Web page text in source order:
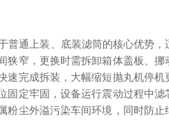
普通上装、底装滤筒的核心优势
狭窄，更换时需拆卸箱体盖板、挪
完成拆装，大幅缩短抛丸机停机
定牢固，设备运行震动过程中滤
尘外溢污染车间环境，同时防止